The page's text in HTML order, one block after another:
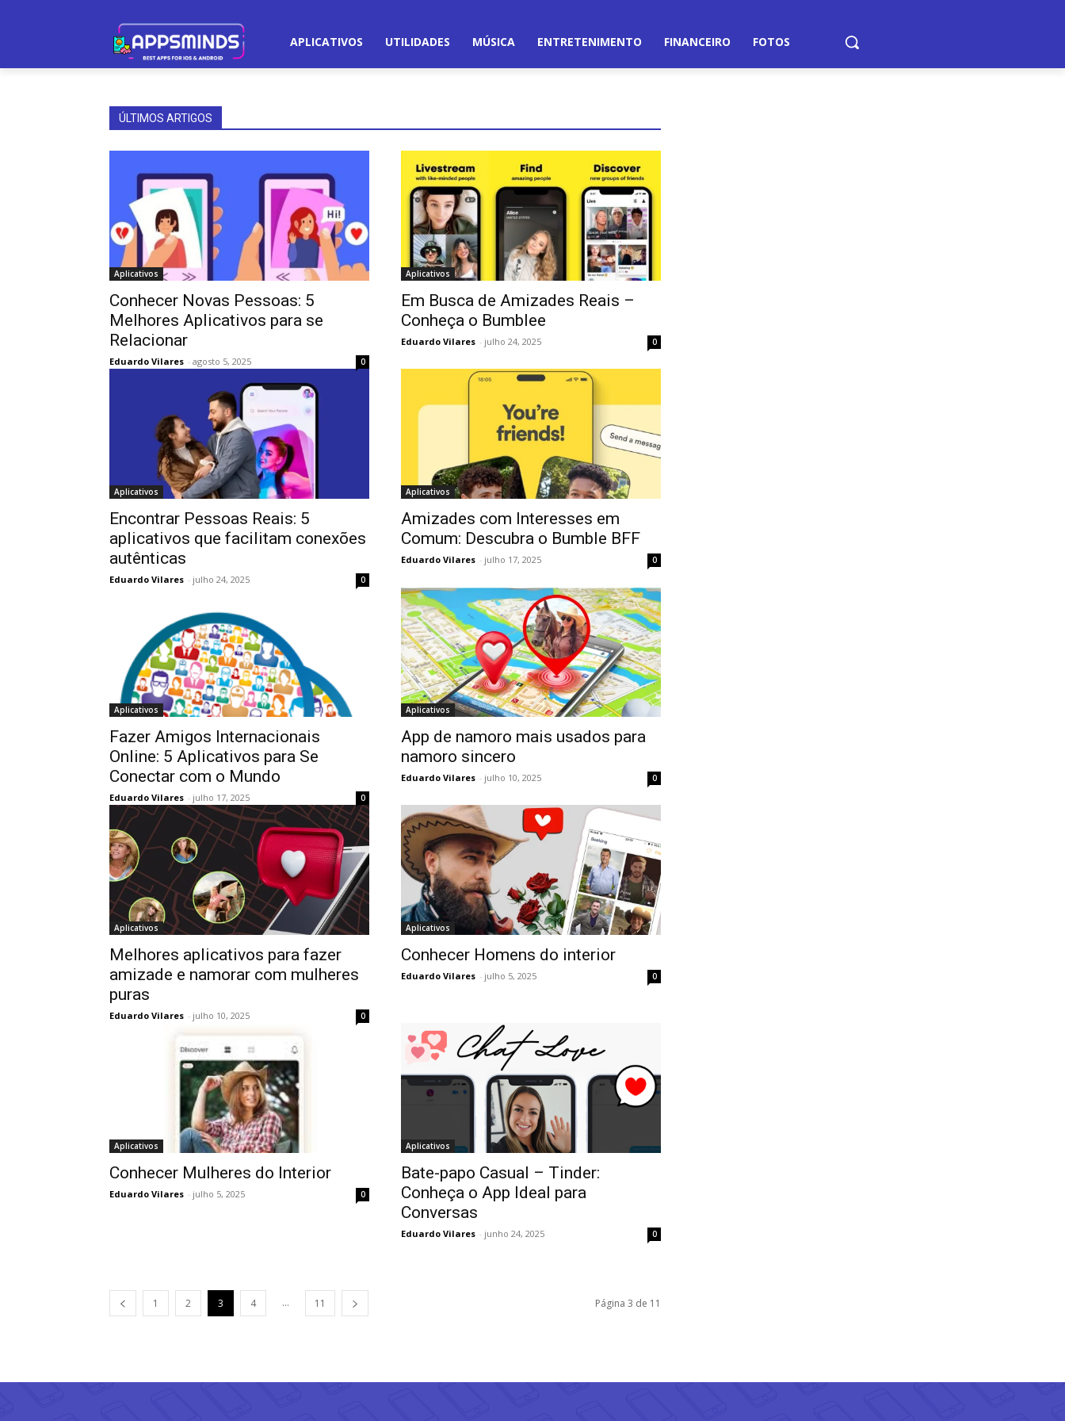
APLICATIVOS UTILIDADES MÚSICA ENTRETENIMENTO FINANCEIRO FOTOS
ÚLTIMOS ARTIGOS
Aplicativos
Conhecer Novas Pessoas: 5
Melhores Aplicativos para se
Relacionar
Eduardo Vilares - agosto 5, 2025 0
Aplicativos
Em Busca de Amizades Reais –
Conheça o Bumblee
Eduardo Vilares - julho 24, 2025 0
Aplicativos
Encontrar Pessoas Reais: 5
aplicativos que facilitam conexões
autênticas
Eduardo Vilares - julho 24, 2025 0
Aplicativos
Amizades com Interesses em
Comum: Descubra o Bumble BFF
Eduardo Vilares - julho 17, 2025 0
Aplicativos
Fazer Amigos Internacionais
Online: 5 Aplicativos para Se
Conectar com o Mundo
Eduardo Vilares - julho 17, 2025 0
Aplicativos
App de namoro mais usados para
namoro sincero
Eduardo Vilares - julho 10, 2025 0
Aplicativos
Melhores aplicativos para fazer
amizade e namorar com mulheres
puras
Eduardo Vilares - julho 10, 2025 0
Aplicativos
Conhecer Homens do interior
Eduardo Vilares - julho 5, 2025 0
Aplicativos
Conhecer Mulheres do Interior
Eduardo Vilares - julho 5, 2025 0
Aplicativos
Bate-papo Casual – Tinder:
Conheça o App Ideal para
Conversas
Eduardo Vilares - junho 24, 2025 0
1 2 3 4 ... 11 Página 3 de 11